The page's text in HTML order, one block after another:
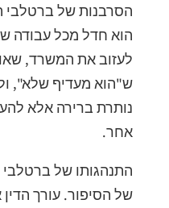
הסרבנות של ברטלבי
הוא חדל מכל עבודה
לעזוב את המשרד,
ש"הוא מעדיף שלא",
נותרת ברירה אלא
אחר.
התנהגותו של
של הסיפור. עורך